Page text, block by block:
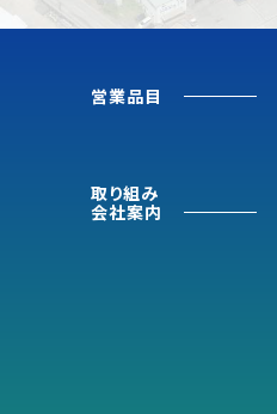
営業品目
取り組み
会社案内